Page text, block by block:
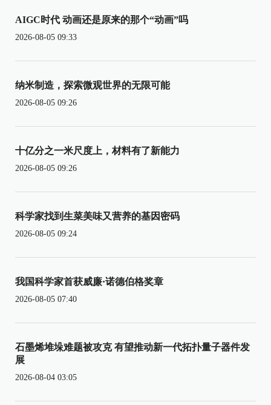
AIGC时代 动画还是原来的那个“动画”吗
2026-08-05 09:33
纳米制造，探索微观世界的无限可能
2026-08-05 09:26
十亿分之一米尺度上，材料有了新能力
2026-08-05 09:26
科学家找到生菜美味又营养的基因密码
2026-08-05 09:24
我国科学家首获威廉·诺德伯格奖章
2026-08-05 07:40
石墨烯堆垛难题被攻克 有望推动新一代拓扑量子器件发
展
2026-08-04 03:05